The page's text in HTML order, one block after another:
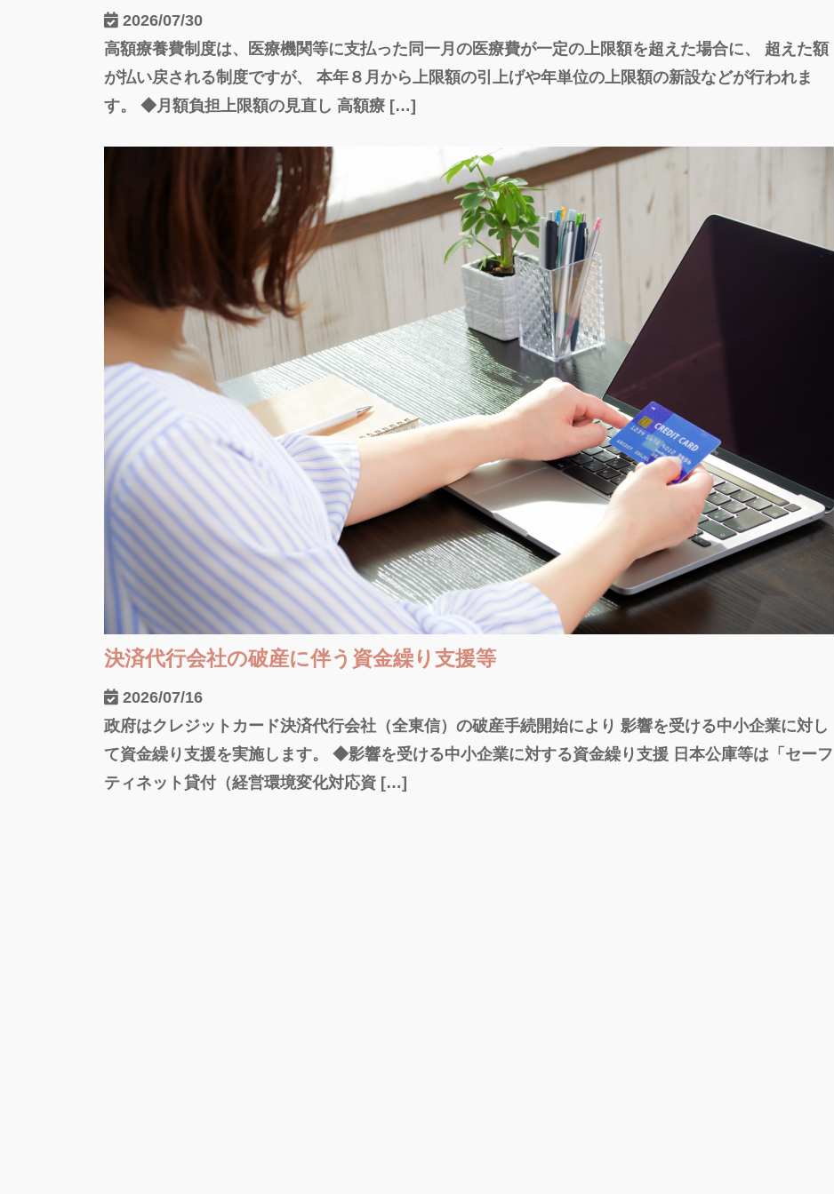
決済代行会社の破産に伴う資金繰り支援等
2026/07/16
政府はクレジットカード決済代行会社（全東信）の破産手続開始により 影響を受ける中小企業に対し
て資金繰り支援を実施します。 ◆影響を受ける中小企業に対する資金繰り支援 日本公庫等は「セーフ
ティネット貸付（経営環境変化対応資 […]